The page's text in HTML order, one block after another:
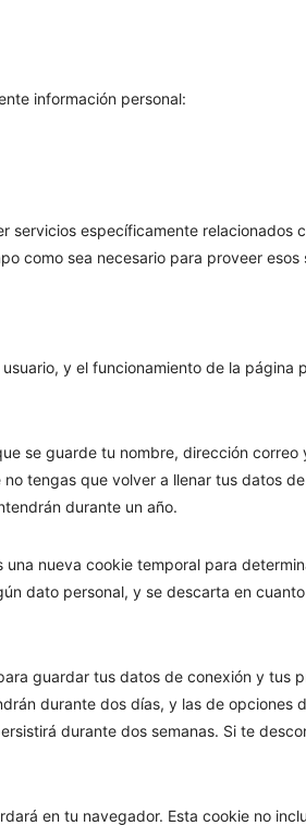
información personal:
servicios específicamente relacionados
como sea necesario para proveer esos
y el funcionamiento de la página
se guarde tu nombre, dirección correo
tengas que volver a llenar tus datos
durante un año.
nueva cookie temporal para
dato personal, y se descarta en
guardar tus datos de conexión y tus
durante dos días, y las de opciones
durante dos semanas. Si te
en tu navegador. Esta cookie no